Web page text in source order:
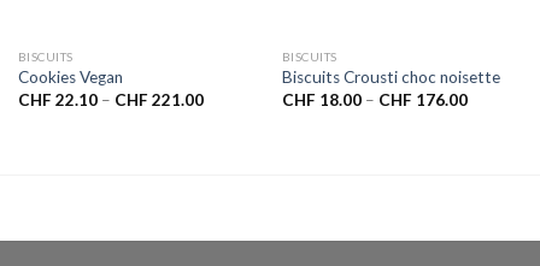
BISCUITS
Cookies Vegan
CHF 22.10– CHF 221.00
BISCUITS
Biscuits Crousti choc noisette
CHF 18.00– CHF 176.00